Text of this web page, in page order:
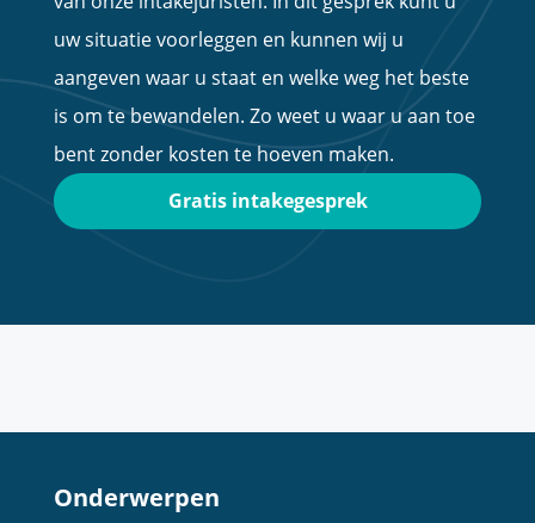
uw situatie voorleggen en kunnen wij u
aangeven waar u staat en welke weg het beste
is om te bewandelen. Zo weet u waar u aan toe
bent zonder kosten te hoeven maken.
Gratis intakegesprek
Onderwerpen